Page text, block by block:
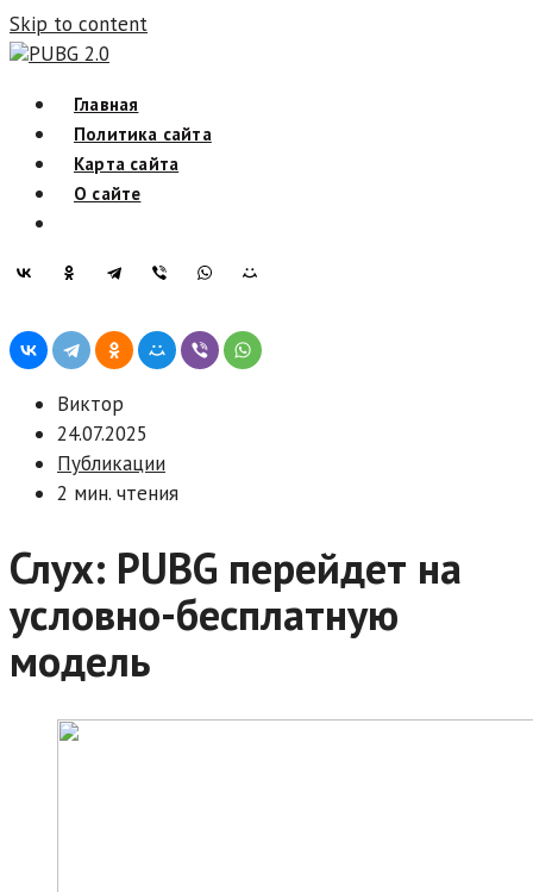
Skip to content
PUBG 2.0
Главная
Политика сайта
Карта сайта
О сайте
Виктор
24.07.2025
Публикации
2 мин. чтения
Слух: PUBG перейдет на
условно-бесплатную
модель